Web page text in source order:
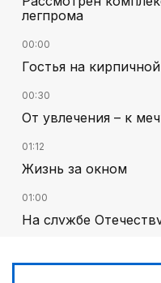
легпрома
00:00
Гостья на
00:30
От увлечения – к
01:12
Жизнь за окном
01:00
На службе